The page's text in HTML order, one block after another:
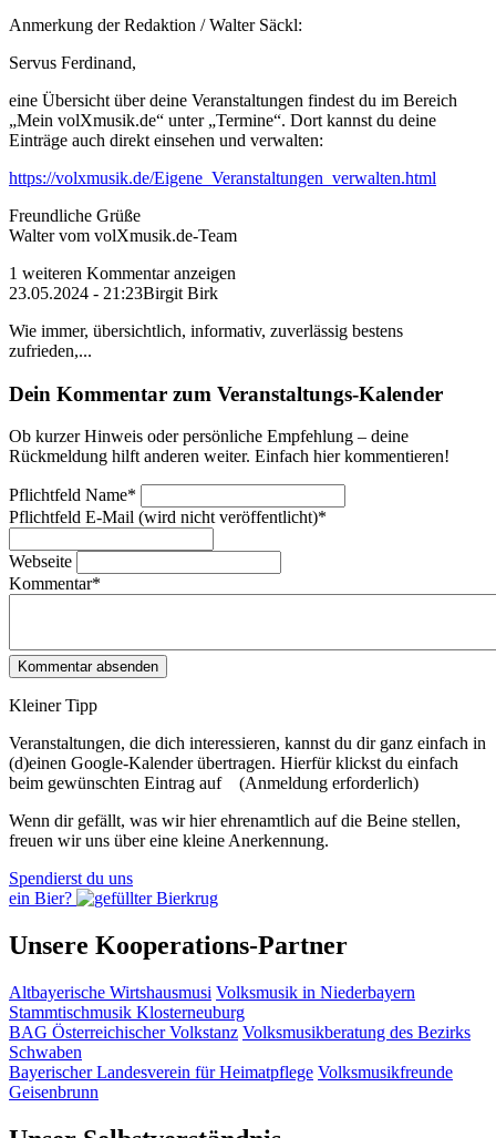
Anmerkung der Redaktion /Walter Säckl:
Servus Ferdinand,
eine Übersicht über deine Veranstaltungen findest du im Bereich
„Mein volXmusik.de“ unter „Termine“. Dort kannst du deine
Einträge auch direkt einsehen und verwalten:
https://volxmusik.de/Eigene_Veranstaltungen_verwalten.html
Freundliche Grüße
Walter vom volXmusik.de-Team
1 weiteren Kommentar anzeigen
23.05.2024 - 21:23Birgit Birk
Wie immer, übersichtlich, informativ, zuverlässig bestens
zufrieden,...
Dein Kommentar zum Veranstaltungs-Kalender
Ob kurzer Hinweis oder persönliche Empfehlung – deine
Rückmeldung hilft anderen weiter. Einfach hier kommentieren!
Pflichtfeld Name*
Pflichtfeld E-Mail (wird nicht veröffentlicht)*
Webseite
Kommentar*
Kleiner Tipp
Veranstaltungen, die dich interessieren, kannst du dir ganz einfach in
(d)einen Google-Kalender übertragen. Hierfür klickst du einfach
beim gewünschten Eintrag auf
(Anmeldung erforderlich)
Wenn dir gefällt, was wir hier ehrenamtlich auf die Beine stellen,
freuen wir uns über eine kleine Anerkennung.
Spendierst du uns
ein Bier?
Unsere Kooperations-Partner
Altbayerische Wirtshausmusi Volksmusik in Niederbayern
Stammtischmusik Klosterneuburg
BAG Österreichischer Volkstanz Volksmusikberatung des Bezirks
Schwaben
Bayerischer Landesverein für Heimatpflege Volksmusikfreunde
Geisenbrunn